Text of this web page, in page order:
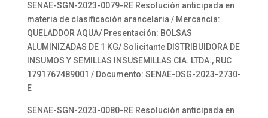
SENAE-SGN-2023-0079-RE Resolución anticipada en
materia de clasificación arancelaria / Mercancía:
QUELADDOR AQUA/ Presentación: BOLSAS
ALUMINIZADAS DE 1 KG/ Solicitante DISTRIBUIDORA DE
INSUMOS Y SEMILLAS INSUSEMILLAS CIA. LTDA., RUC
1791767489001 / Documento: SENAE-DSG-2023-2730-
E
SENAE-SGN-2023-0080-RE Resolución anticipada en